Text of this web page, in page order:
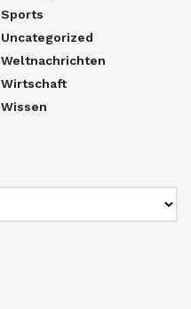
Sports
Uncategorized
Weltnachrichten
Wirtschaft
Wissen